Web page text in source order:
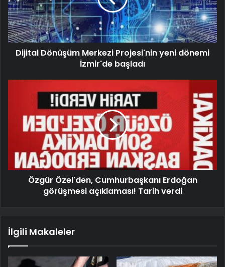
Dijital Dönüşüm Merkezi Projesi'nin yeni dönemi
İzmir'de başladı
Özgür Özel'den, Cumhurbaşkanı Erdoğan
görüşmesi açıklaması! Tarih verdi
İlgili Makaleler